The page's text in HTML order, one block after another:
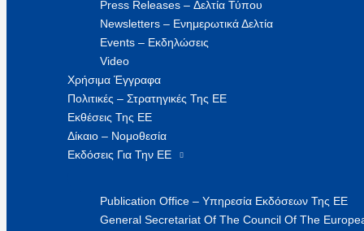
Press Releases – Δελτία Τύπου
Newsletters – Ενημερωτικά Δελτία
Events – Εκδηλώσεις
Video
Χρήσιμα Έγγραφα
Πολιτικές – Στρατηγικές Της ΕΕ
Εκθέσεις Της ΕΕ
Δίκαιο – Νομοθεσία
Εκδόσεις Για Την ΕΕ
Publication Office – Υπηρεσία Εκδόσεων Της ΕΕ
General Secretariat Of The Council Of The